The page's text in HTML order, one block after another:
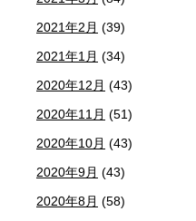
2021年2月 (39)
2021年1月 (34)
2020年12月 (43)
2020年11月 (51)
2020年10月 (43)
2020年9月 (43)
2020年8月 (58)